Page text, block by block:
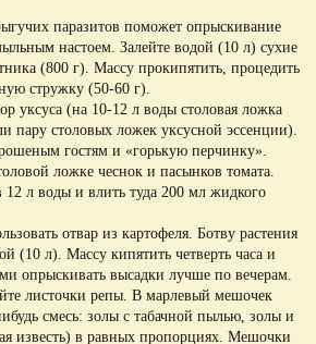
паразитов поможет опрыскивание
настоем. Залейте водой (10 л) сухие
(800 г). Массу прокипятить, процедить
стружку (50-60 г).
уксуса (на 10-12 л воды столовая ложка
пару столовых ложек уксусной эссенции).
гостям и «горькую перчинку».
ложке чеснок и пасынков томата.
12 л воды и влить туда 200 мл жидкого
отвар из картофеля. Ботву растения
(10 л). Массу кипятить четверть часа и
опрыскивать высадки лучше по вечерам.
листочки репы. В марлевый мешочек
смесь: золы с табачной пылью, золы и
известь) в равных пропорциях. Мешочки